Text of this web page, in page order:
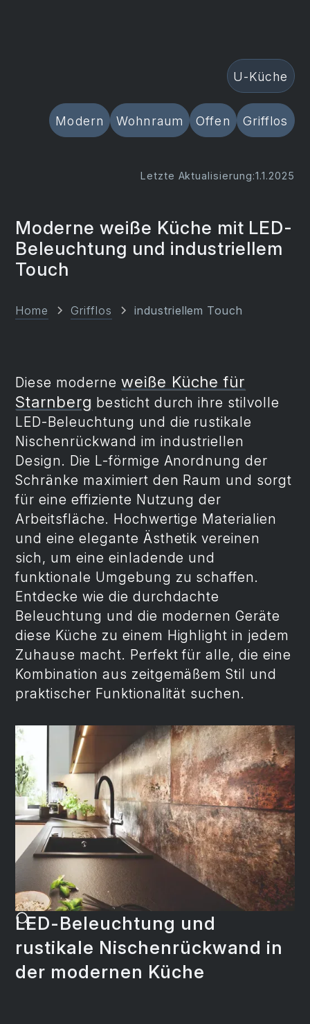
Modern Wohnraum Offen Grifflos
U-Küche
Letzte Aktualisierung:1.1.2025
Moderne weiße Küche mit LED-
Beleuchtung und industriellem
Touch
Home Grifflos industriellem Touch
Diese moderne weiße Küche für
Starnberg besticht durch ihre stilvolle
LED-Beleuchtung und die rustikale
Nischenrückwand im industriellen
Design. Die L-förmige Anordnung der
Schränke maximiert den Raum und sorgt
für eine effiziente Nutzung der
Arbeitsfläche. Hochwertige Materialien
und eine elegante Ästhetik vereinen
sich, um eine einladende und
funktionale Umgebung zu schaffen.
Entdecke wie die durchdachte
Beleuchtung und die modernen Geräte
diese Küche zu einem Highlight in jedem
Zuhause macht. Perfekt für alle, die eine
Kombination aus zeitgemäßem Stil und
praktischer Funktionalität suchen.
LED-Beleuchtung und
rustikale Nischenrückwand in
der modernen Küche